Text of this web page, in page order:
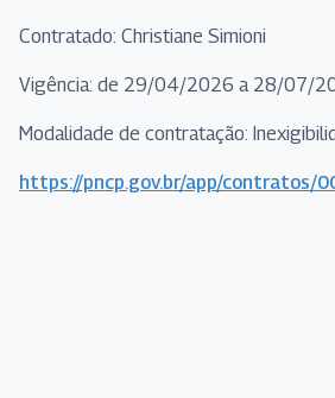
Contratado: Christiane Simioni
Vigência: de 29/04/2026 a 28/07/
Modalidade de contratação:
https://pncp.gov.br/app/